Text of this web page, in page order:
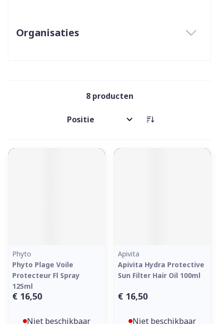
Organisaties
8producten
Sorteer op:
Phyto
Phyto Plage Voile
Protecteur Fl Spray
125ml
€ 16,50
Niet beschikbaar
Apivita
Apivita Hydra Protective
Sun Filter Hair Oil 100ml
€ 16,50
Niet beschikbaar